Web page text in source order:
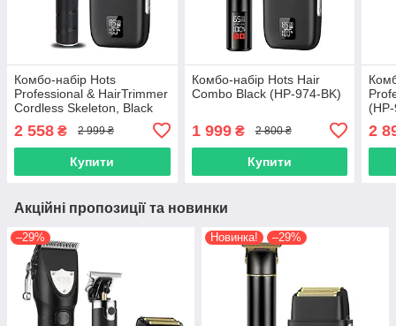
Комбо-набір Hots
Professional & HairTrimmer
Cordless Skeleton, Black
(HP2012-BK+HT 7870BK)
2 558 ₴ 2 999 ₴
Купити
Комбо-набір Hots Hair
Combo Black (HP-974-BK)
1 999₴ 2 800 ₴
Купити
2
Акційні пропозиції та новинки
–29% Новинка! –29%